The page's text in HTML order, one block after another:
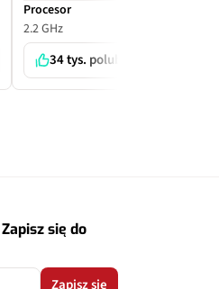
Procesor
2.2 GHz
34 tys. polubień
się do
Zapisz się